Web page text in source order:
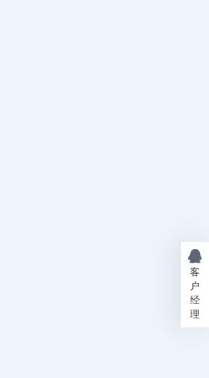
客
户
经
理